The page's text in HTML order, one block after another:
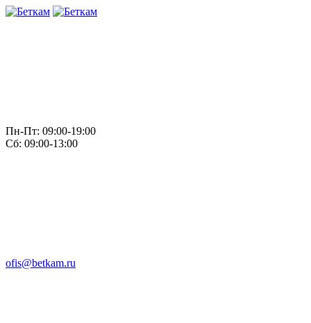
Пн-Пт: 09:00-19:00
Сб: 09:00-13:00
ofis@betkam.ru